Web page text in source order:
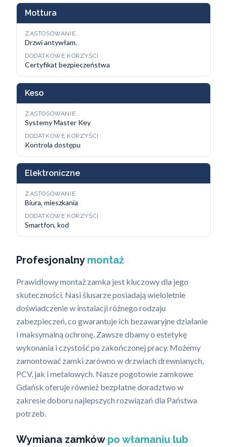
Mottura
ZASTOSOWANIE
Drzwi antywłam.
DODATKOWE KORZYŚCI
Certyfikat bezpieczeństwa
Keso
ZASTOSOWANIE
Systemy Master Key
DODATKOWE KORZYŚCI
Kontrola dostępu
Elektroniczne
ZASTOSOWANIE
Biura, mieszkania
DODATKOWE KORZYŚCI
Smartfon, kod
Profesjonalny montaż
Prawidłowy montaż zamka jest kluczowy dla jego
skuteczności. Nasi ślusarze posiadają wieloletnie
doświadczenie w instalacji różnego rodzaju
zabezpieczeń, co gwarantuje ich bezawaryjne działanie
i maksymalną ochronę. Zawsze dbamy o estetykę
wykonania i czystość po zakończonej pracy. Możemy
zamontować zamki zarówno w drzwiach drewnianych,
PCV, jak i metalowych. Nasze pogotowie zamkowe
Gdańsk oferuje również bezpłatne doradztwo w
zakresie doboru najlepszych rozwiązań dla Państwa
potrzeb.
Wymiana zamków po włamaniu lub